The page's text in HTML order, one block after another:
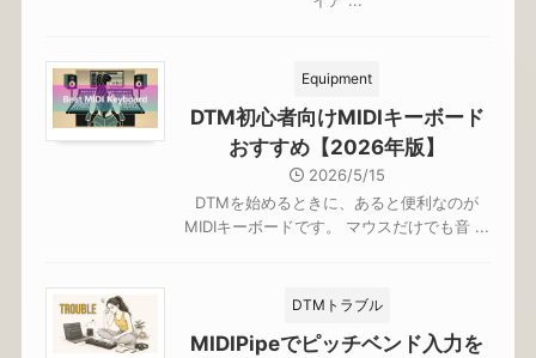
Equipment
DTM初心者向けMIDIキーボード
おすすめ【2026年版】
2026/5/15
DTMを始めるときに、あると便利なのが
MIDIキーボードです。 マウスだけでも音 ...
DTMトラブル
MIDIPipeでピッチベンド入力を